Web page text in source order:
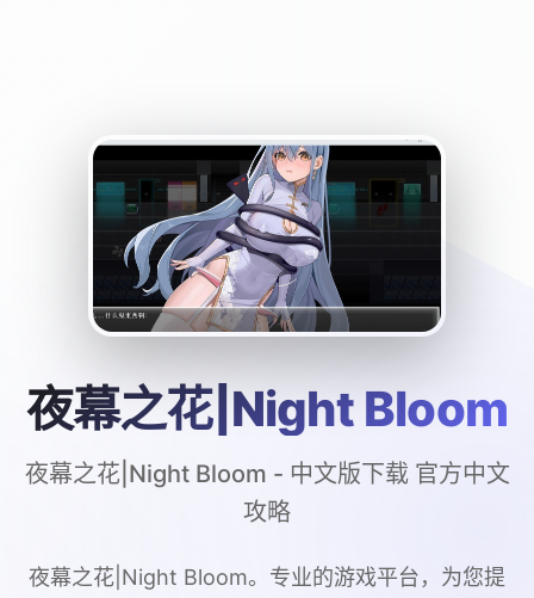
夜幕之花|Night Bloom
夜幕之花|Night Bloom - 中文版下载 官方中文
攻略
夜幕之花|Night Bloom。专业的游戏平台，为您提